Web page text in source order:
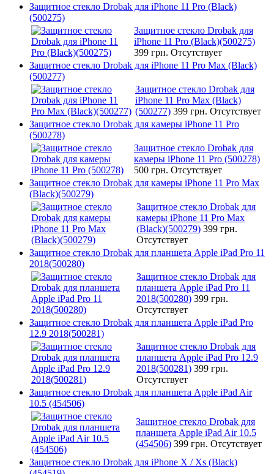
Защитное стекло Drobak для iPhone 11 Pro (Black)
(500275)
Защитное стекло Drobak для
iPhone 11 Pro (Black)(500275)
399 грн. Отсутствует
Защитное стекло Drobak для iPhone 11 Pro Max (Black)
(500277)
Защитное стекло Drobak для
iPhone 11 Pro Max (Black)
(500277) 399 грн. Отсутствует
Защитное стекло Drobak для камеры iPhone 11 Pro
(500278)
Защитное стекло Drobak для
камеры iPhone 11 Pro (500278)
500 грн. Отсутствует
Защитное стекло Drobak для камеры iPhone 11 Pro Max
(Black)(500279)
Защитное стекло Drobak для
камеры iPhone 11 Pro Max
(Black)(500279) 399 грн.
Отсутствует
Защитное стекло Drobak для планшета Apple iPad Pro 11
2018(500280)
Защитное стекло Drobak для
планшета Apple iPad Pro 11
2018(500280) 399 грн.
Отсутствует
Защитное стекло Drobak для планшета Apple iPad Pro
12.9 2018(500281)
Защитное стекло Drobak для
планшета Apple iPad Pro 12.9
2018(500281) 399 грн.
Отсутствует
Защитное стекло Drobak для планшета Apple iPad Air
10.5 (454506)
Защитное стекло Drobak для
планшета Apple iPad Air 10.5
(454506) 399 грн. Отсутствует
Защитное стекло Drobak для iPhone X / Xs (Black)